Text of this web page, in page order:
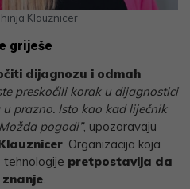
Klauznicer
griješe
dijagnozu i odmah
preskočili korak u dijagnostici
prazno. Isto kao kad liječnik
pogodi”, upozoravaju
. Organizacija koja
tehnologije pretpostavlja da
.